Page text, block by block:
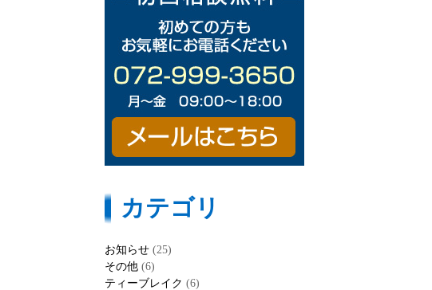
カテゴリ
お知らせ (25)
その他 (6)
ティーブレイク (6)